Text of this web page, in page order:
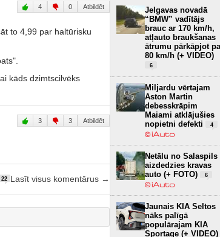
4 0 Atbildēt
to 4,99 par haltūrisku
kāds dzimtscilvēks
3 3 Atbildēt
22 Lasīt visus komentārus →
Jelgavas novadā
“BMW” vadītājs
brauc ar 170 km/h,
atļauto braukšanas
ātrumu pārkāpjot
80 km/h (+ VIDEO)
6
Miljardu vērtajam
Aston Martin
debesskrāpim
Maiami atklājušies
nopietni defekti
4
Netālu no Salaspils
aizdedzies kravas
auto (+ FOTO)
6
Jaunais KIA Seltos
nāks palīgā
populārajam KIA
Sportage (+ VIDEO)